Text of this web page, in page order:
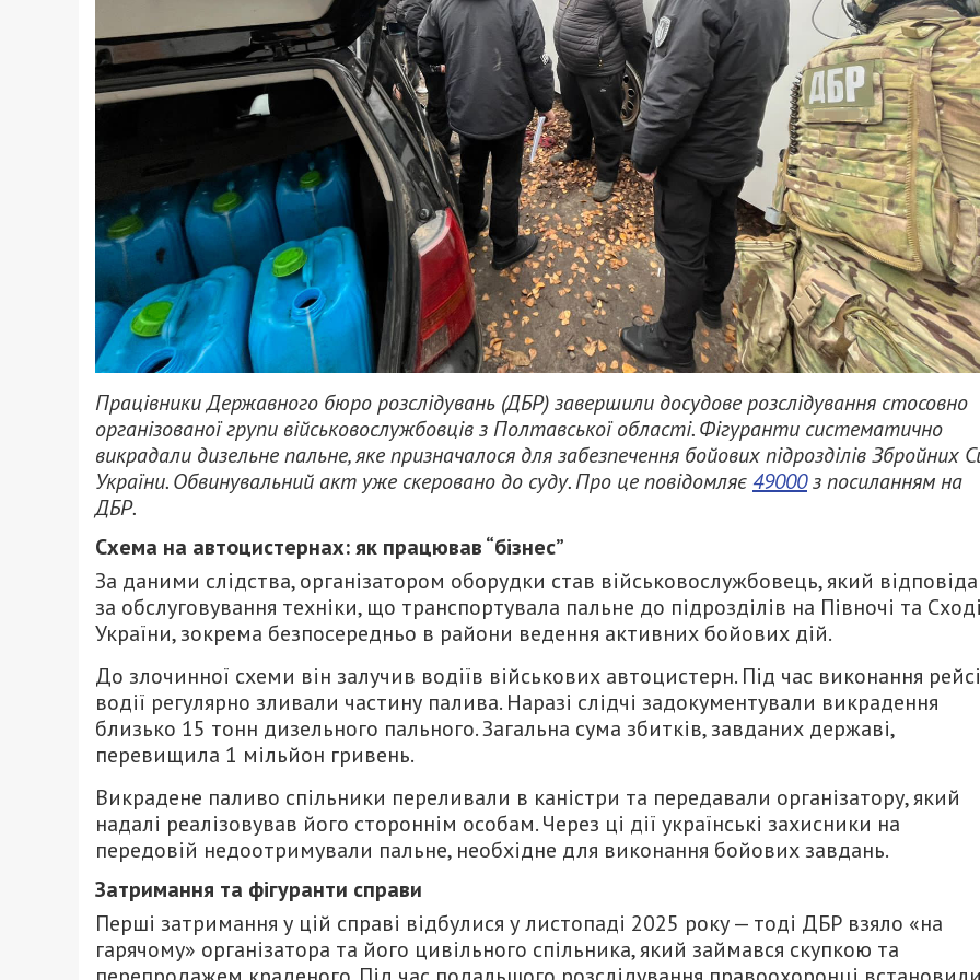
Працівники Державного бюро розслідувань (ДБР) завершили досудове розслідування стосовно
організованої групи військовослужбовців з Полтавської області. Фігуранти систематично
викрадали дизельне пальне, яке призначалося для забезпечення бойових підрозділів Збройних
України. Обвинувальний акт уже скеровано до суду. Про це повідомляє49000з посиланням на
ДБР.
Схема на автоцистернах: як працював “бізнес”
За даними слідства, організатором оборудки став військовослужбовець, який
за обслуговування техніки, що транспортувала пальне до підрозділів на Півночі та
України, зокрема безпосередньо в райони ведення активних бойових дій.
До злочинної схеми він залучив водіїв військових автоцистерн. Під час виконання
водії регулярно зливали частину палива. Наразі слідчі задокументували викрадення
близько 15 тонн дизельного пального. Загальна сума збитків, завданих державі,
перевищила 1 мільйон гривень.
Викрадене паливо спільники переливали в каністри та передавали організатору, який
надалі реалізовував його стороннім особам. Через ці дії українські захисники на
передовій недоотримували пальне, необхідне для виконання бойових завдань.
Затримання та фігуранти справи
Перші затримання у цій справі відбулися у листопаді 2025 року — тоді ДБР взяло «на
гарячому» організатора та його цивільного спільника, який займався скупкою та